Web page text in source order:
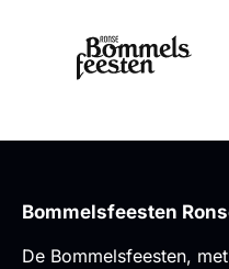
Bommelsfeesten
De Bommelsfeesten,